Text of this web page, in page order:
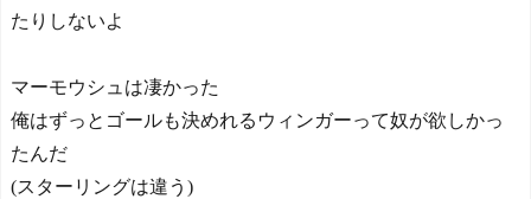
たりしないよ
マーモウシュは凄かった
俺はずっとゴールも決めれるウィンガーって奴が欲しかっ
たんだ
(スターリングは違う)